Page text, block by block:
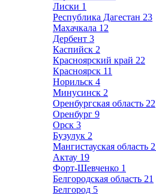
Лиски 1
Республика Дагестан 23
Махачкала 12
Дербент 3
Каспийск 2
Красноярский край 22
Красноярск 11
Норильск 4
Минусинск 2
Оренбургская область 22
Оренбург 9
Орск 3
Бузулук 2
Мангистауская область
Актау 19
Форт-Шевченко 1
Белгородская область 21
Белгород 5